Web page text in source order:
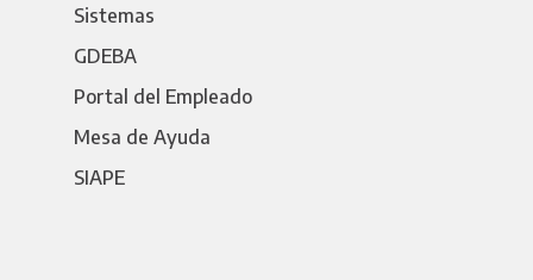
Sistemas
GDEBA
Portal del Empleado
Mesa de Ayuda
SIAPE